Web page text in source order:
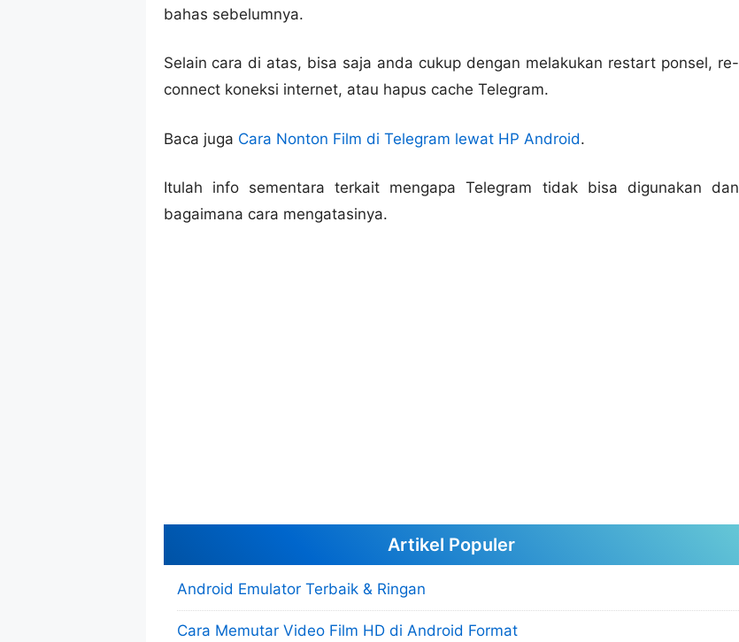
bahas sebelumnya.
Selain cara di atas, bisa saja anda cukup dengan melakukan restart ponsel, re-
connect koneksi internet, atau hapus cache Telegram.
Baca juga Cara Nonton Film di Telegram lewat HP Android.
Itulah info sementara terkait mengapa Telegram tidak bisa digunakan dan
bagaimana cara mengatasinya.
Artikel Populer
Android Emulator Terbaik & Ringan
Cara Memutar Video Film HD di Android Format